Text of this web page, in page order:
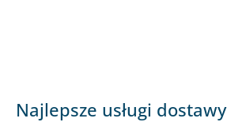
Najlepsze usługi dostawy